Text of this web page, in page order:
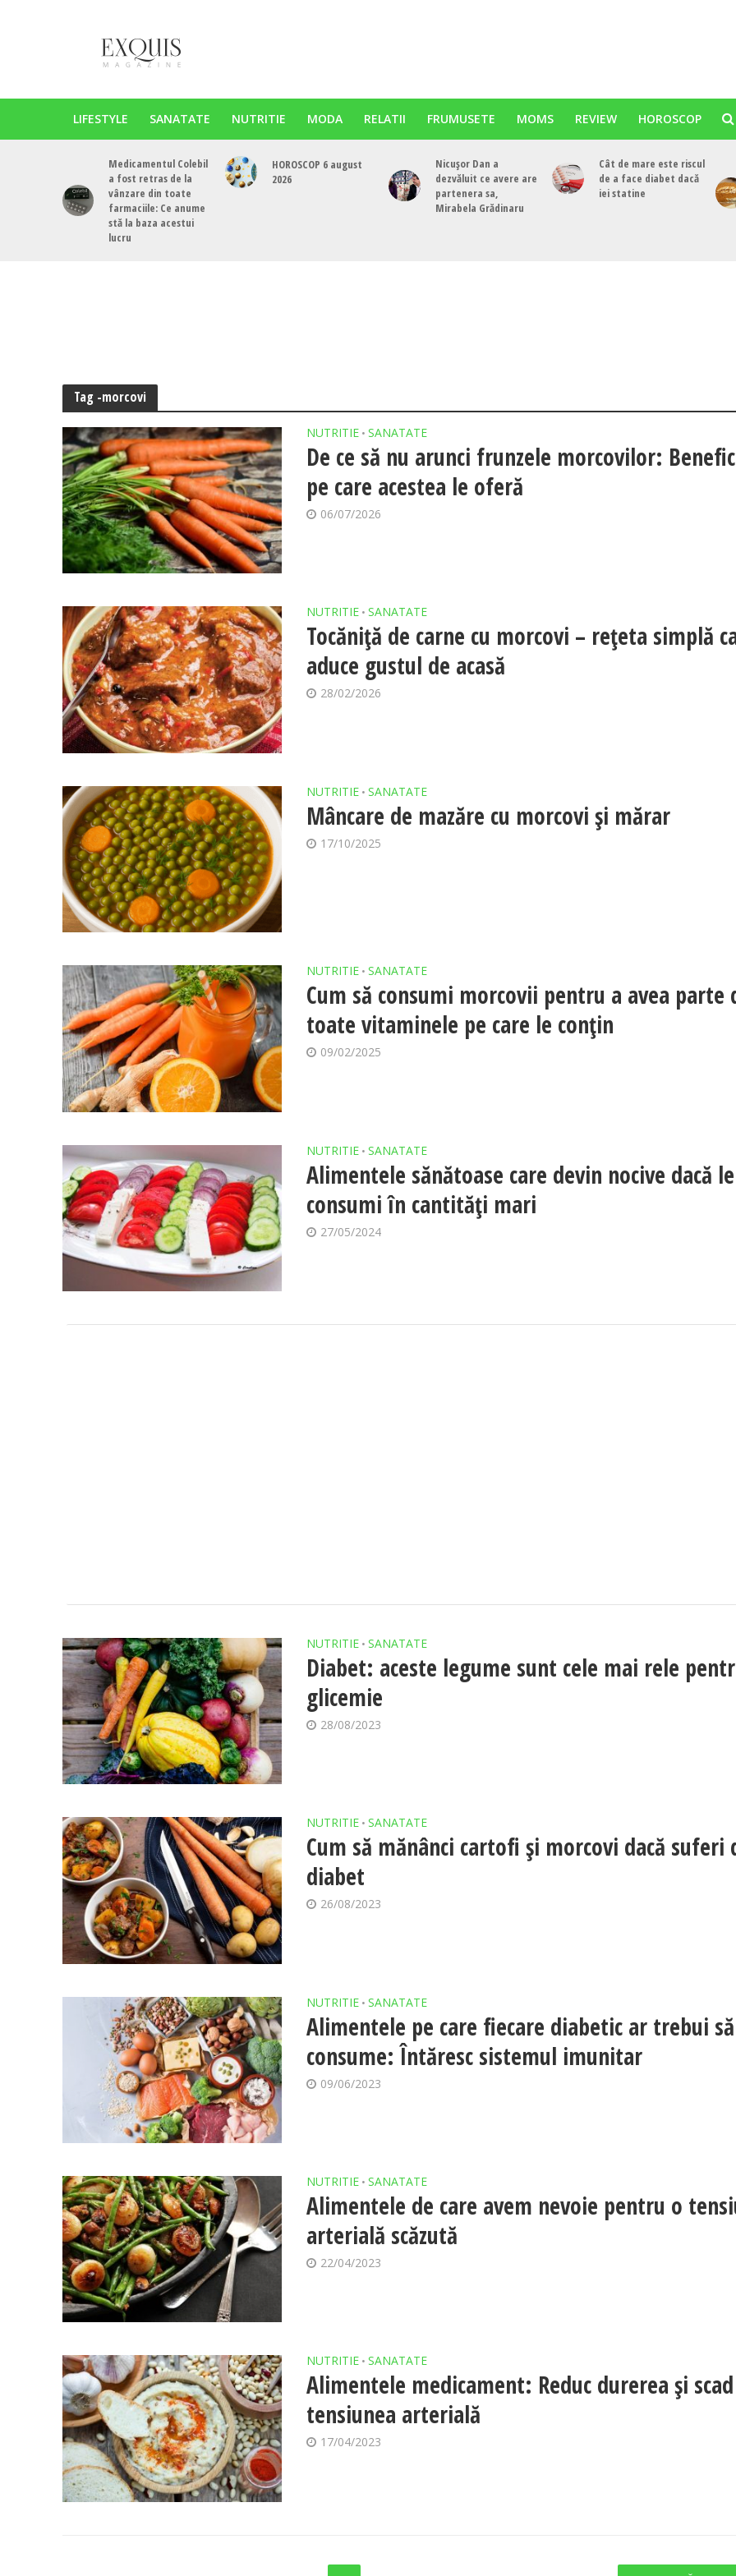
LIFESTYLE SANATATE NUTRITIE MODA RELATII FRUMUSETE MOMS REVIEW HOROSCOP
Medicamentul Colebil
a fost retras de la
vânzare din toate
farmaciile: Ce anume
stă la baza acestui
lucru
HOROSCOP 6 august
2026
Nicușor Dan a
dezvăluit ce avere are
partenera sa,
Mirabela Grădinaru
Cât de mare este riscul
de a face diabet dacă
iei statine
Tag -morcovi
NUTRITIE • SANATATE
De ce să nu arunci frunzele morcovilor:
pe care acestea le oferă
06/07/2026
NUTRITIE • SANATATE
Tocăniță de carne cu morcovi – rețeta simplă
aduce gustul de acasă
28/02/2026
NUTRITIE • SANATATE
Mâncare de mazăre cu morcovi și mărar
17/10/2025
NUTRITIE • SANATATE
Cum să consumi morcovii pentru a avea parte
toate vitaminele pe care le conțin
09/02/2025
NUTRITIE • SANATATE
Alimentele sănătoase care devin nocive dacă le
consumi în cantități mari
27/05/2024
NUTRITIE • SANATATE
Diabet: aceste legume sunt cele mai rele
glicemie
28/08/2023
NUTRITIE • SANATATE
Cum să mănânci cartofi și morcovi dacă suferi
diabet
26/08/2023
NUTRITIE • SANATATE
Alimentele pe care fiecare diabetic ar trebui
consume: Întăresc sistemul imunitar
09/06/2023
NUTRITIE • SANATATE
Alimentele de care avem nevoie pentru o
arterială scăzută
22/04/2023
NUTRITIE • SANATATE
Alimentele medicament: Reduc durerea și scad
tensiunea arterială
17/04/2023